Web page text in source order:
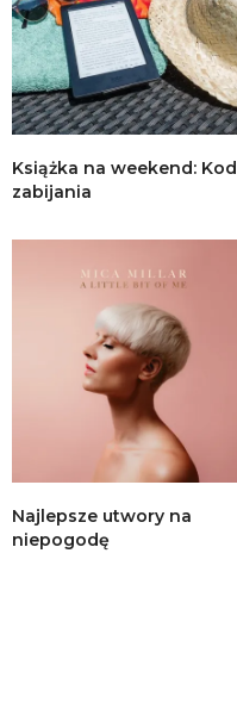
Książka na weekend: Kod
zabijania
Najlepsze utwory na
niepogodę